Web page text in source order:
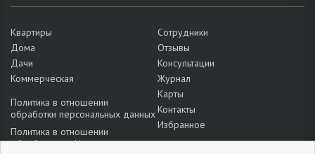
Квартиры
Дома
Дачи
Коммерческая
Политика в отношении
обработки персональных данных
Политика в отношении
обработки cookie
Сотрудники
Отзывы
Консультации
Журнал
Карты
Контакты
Избранное